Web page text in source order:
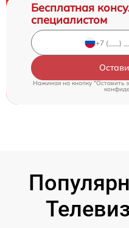
Бесплатная
специалистом
Нажимая на кнопку "Оставить